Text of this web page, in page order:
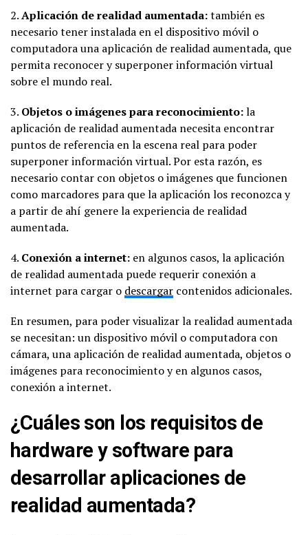
2.Aplicación de realidad aumentada:también es
necesario tener instalada en el dispositivo móvil o
computadora una aplicación de realidad aumentada, que
permita reconocer y superponer información virtual
sobre el mundo real.
3. Objetos o imágenes para reconocimiento:la
aplicación de realidad aumentada necesita encontrar
puntos de referencia en la escena real para poder
superponer información virtual. Por esta razón, es
necesario contar con objetos o imágenes que funcionen
como marcadores para que la aplicación los reconozca y
a partir de ahí genere la experiencia de realidad
aumentada.
4. Conexión a internet: en algunos casos, la aplicación
de realidad aumentada puede requerir conexión a
internet para cargar o descargar contenidos adicionales.
En resumen, para poder visualizar la realidad aumentada
se necesitan: un dispositivo móvil o computadora con
cámara, una aplicación de realidad aumentada, objetos o
imágenes para reconocimiento y en algunos casos,
conexión a internet.
¿Cuáles son los requisitos de
hardware y software para
desarrollar aplicaciones de
realidad aumentada?